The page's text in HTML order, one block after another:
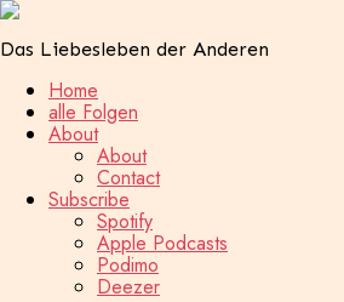
Das Liebesleben der Anderen
Home
alle Folgen
About
About
Contact
Subscribe
Spotify
Apple Podcasts
Podimo
Deezer